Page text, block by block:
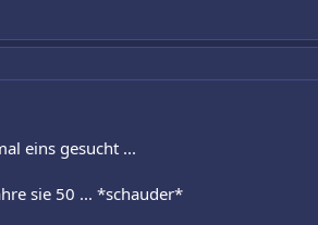
eins gesucht ...
sie 50 ... *schauder*